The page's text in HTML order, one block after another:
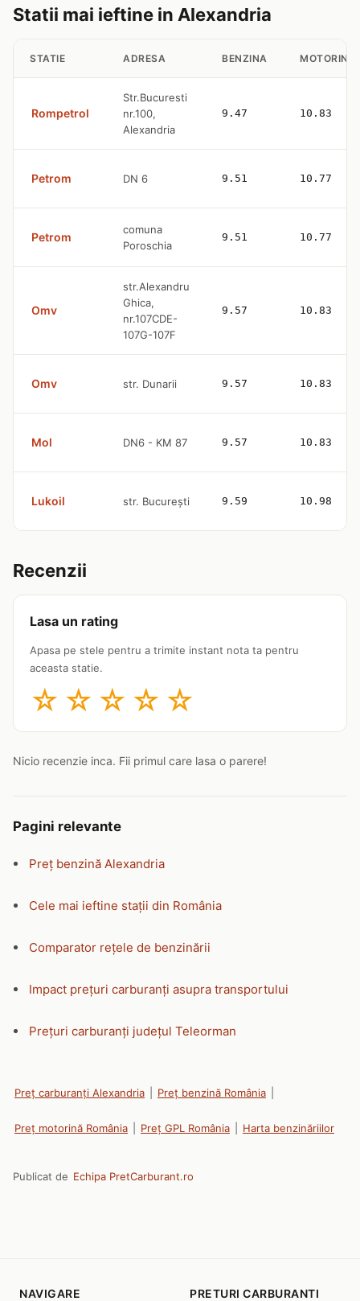
Statii mai ieftine in Alexandria
STATIE ADRESA BENZINA MOTORINA
Rompetrol
Str.Bucuresti
nr.100,
Alexandria
9.47 10.83
Petrom DN 6 9.51 10.77
Petrom
comuna
Poroschia
9.51 10.77
Omv
str.Alexandru
Ghica,
nr.107CDE-
107G-107F
9.57 10.83
Omv str. Dunarii 9.57 10.83
Mol DN6 - KM 87 9.57 10.83
Lukoil str. București 9.59 10.98
Recenzii
Lasa un rating
Apasa pe stele pentru a trimite instant nota ta pentru
aceasta statie.
☆ ☆ ☆ ☆ ☆
Nicio recenzie inca. Fii primul care lasa o parere!
Pagini relevante
Preț benzină Alexandria
Cele mai ieftine stații din România
Comparator rețele de benzinării
Impact prețuri carburanți asupra transportului
Prețuri carburanți județul Teleorman
Preț carburanți Alexandria Preț benzină România
Preț motorină România Preț GPL România Harta benzinăriilor
Publicat de Echipa PretCarburant.ro
NAVIGARE PRETURI CARBURANTI